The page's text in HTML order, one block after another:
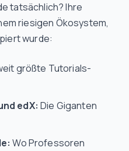
tatsächlich? Ihre
riesigen Ökosystem,
wurde:
größte Tutorials-
edX: Die Giganten
Wo Professoren